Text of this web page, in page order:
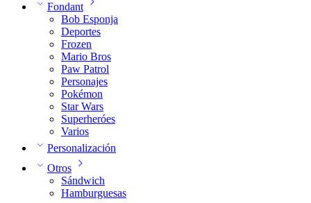
Fondant
Bob Esponja
Deportes
Frozen
Mario Bros
Paw Patrol
Personajes
Pokémon
Star Wars
Superheróes
Varios
Personalización
Otros
Sándwich
Hamburguesas